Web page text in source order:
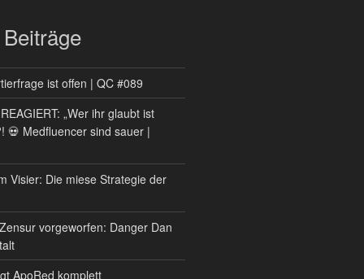
ist offen | QC #089
„Wer ihr glaubt ist
💀 Medfluencer sind sauer |
Visier: Die miese Strategie der
vorgeworfen: Danger Dan
ApoRed komplett